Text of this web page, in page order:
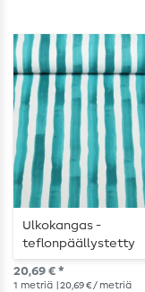
Ulkokangas -
teflonpäällystetty
Maalattu raidoitus
(bensiini)
20,69 € *
1 metriä | 20,69 € / metriä